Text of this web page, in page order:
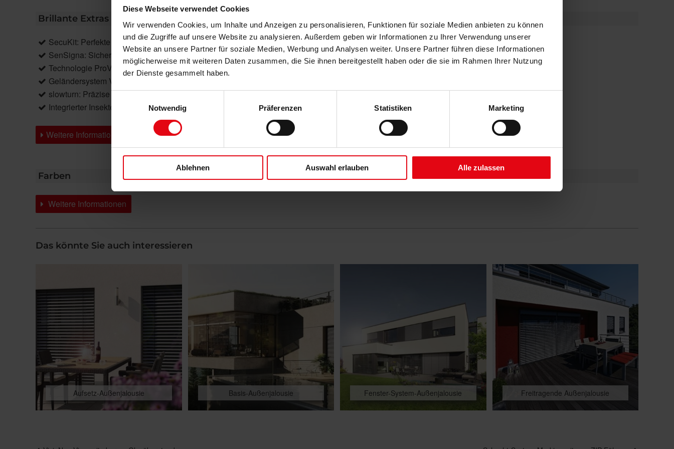
Diese Webseite verwendet Cookies
Wir verwenden Cookies, um Inhalte und Anzeigen zu personalisieren, Funktionen für soziale Medien anbieten zu können
und die Zugriffe auf unsere Website zu analysieren. Außerdem geben wir Informationen zu Ihrer Verwendung unserer
Website an unsere Partner für soziale Medien, Werbung und Analysen weiter. Unsere Partner führen diese Informationen
möglicherweise mit weiteren Daten zusammen, die Sie ihnen bereitgestellt haben oder die sie im Rahmen Ihrer Nutzung
der Dienste gesammelt haben.
Notwendig
Präferenzen Statistiken Marketing
Ablehnen Auswahl erlauben Alle zulassen
Brillante Extras
SecuKit: Perfekte Rettungsweglösung
SenSigna: Sicheres Frühwarnsystem
Technologie ProVisio: Verbesserter Sichtschutz trifft optimierte Durchsicht
Geländersystem VisioNeo Sun
slowturn: Präzise Lamellenpositionierung
Integrierter Insektenschutz
Weitere Informationen zu Ausstattungsextras Außenjalousien Weitere Informationen zu Lamellengeometrien
Farben
Weitere Informationen
Das könnte Sie auch interessieren
Aufsetz-Außenjalousie Basis-Außenjalousie Fenster-System-Außenjalousie Freitragende Außenjalousie
Beitragsnavigation